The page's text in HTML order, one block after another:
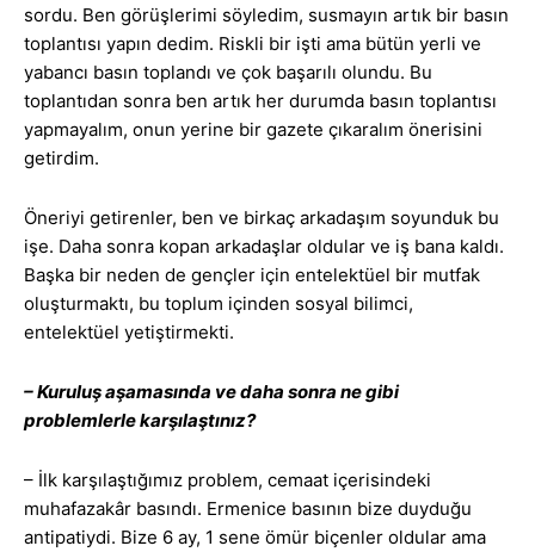
sordu. Ben görüşlerimi söyledim, susmayın artık bir basın
toplantısı yapın dedim. Riskli bir işti ama bütün yerli ve
yabancı basın toplandı ve çok başarılı olundu. Bu
toplantıdan sonra ben artık her durumda basın toplantısı
yapmayalım, onun yerine bir gazete çıkaralım önerisini
getirdim.
Öneriyi getirenler, ben ve birkaç arkadaşım soyunduk bu
işe. Daha sonra kopan arkadaşlar oldular ve iş bana kaldı.
Başka bir neden de gençler için entelektüel bir mutfak
oluşturmaktı, bu toplum içinden sosyal bilimci,
entelektüel yetiştirmekti.
– Kuruluş aşamasında ve daha sonra ne gibi
problemlerle karşılaştınız?
– İlk karşılaştığımız problem, cemaat içerisindeki
muhafazakâr basındı. Ermenice basının bize duyduğu
antipatiydi. Bize 6 ay, 1 sene ömür biçenler oldular ama